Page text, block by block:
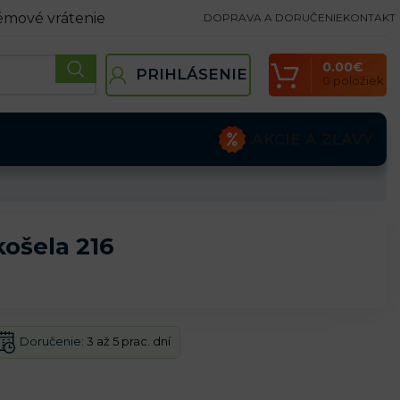
vrátenie DOPRAVA A DORUČENIEKONTAKT
PRIHLÁSENIE 0 položiek
0.00€
216
Doručenie: 3 až 5 prac. dní